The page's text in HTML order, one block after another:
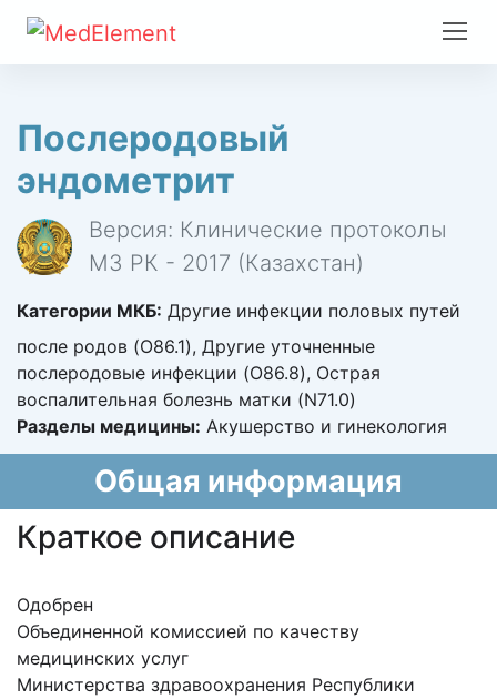
Послеродовый
эндометрит
Версия: Клинические протоколы
МЗ РК - 2017 (Казахстан)
Категории МКБ: Другие инфекции половых путей
после родов (O86.1), Другие уточненные
послеродовые инфекции (O86.8), Острая
воспалительная болезнь матки (N71.0)
Разделы медицины: Акушерство и гинекология
Общая информация
Краткое описание
Одобрен
Объединенной комиссией по качеству
медицинских услуг
Министерства здравоохранения Республики